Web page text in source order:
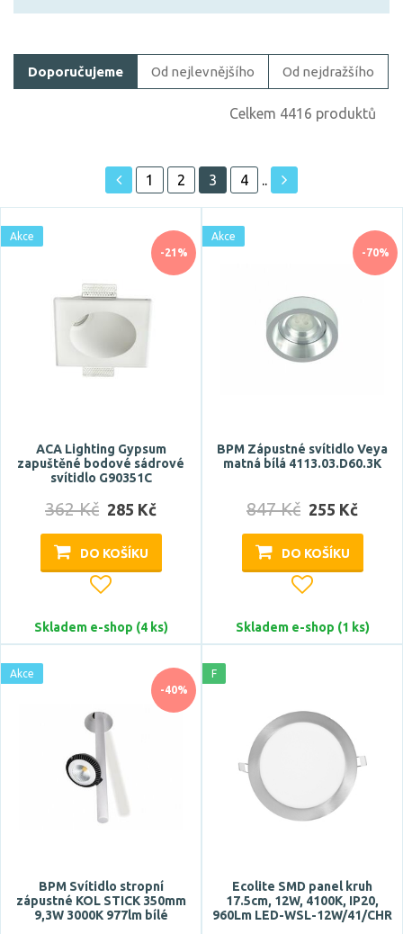
Cena
Skladem
Vystaveno na showroomu
Prodloužená záruka
5 let
Značka
ACA
ASTRO
BPM
BRILONER
Zobrazit více
Celkový příkon max.
Doporučujeme Od nejlevnějšího Od nejdražšího
Celkem 4416 produktů
1 2 3 4 ..
-21%
Akce
ACA Lighting Gypsum
zapuštěné bodové sádrové
svítidlo G90351C
362 Kč 285 Kč
DO KOŠÍKU
Skladem e-shop (4 ks)
-70%
Akce
BPM Zápustné svítidlo Veya
matná bílá 4113.03.D60.3K
847 Kč 255 Kč
DO KOŠÍKU
Skladem e-shop (1 ks)
-40%
Akce
BPM Svítidlo stropní
zápustné KOL STICK 350mm
9,3W 3000K 977lm bílé
F
Ecolite SMD panel kruh
17.5cm, 12W, 4100K, IP20,
960Lm LED-WSL-12W/41/CHR